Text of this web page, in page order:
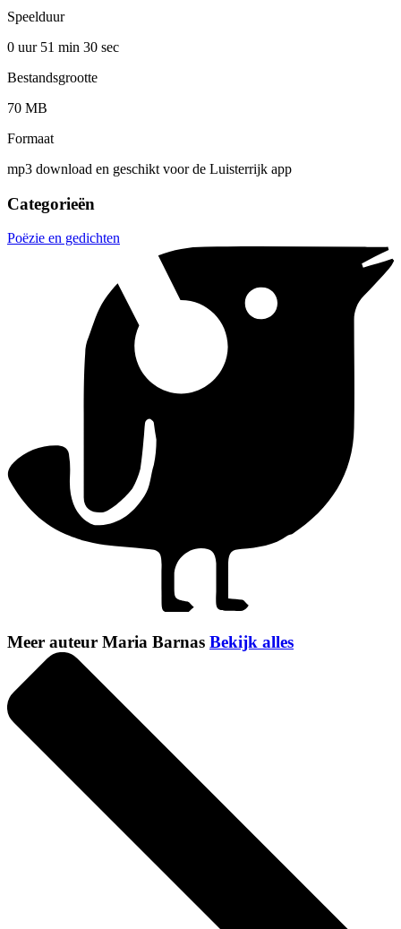
Speelduur
0 uur 51 min 30 sec
Bestandsgrootte
70 MB
Formaat
mp3 download en geschikt voor de Luisterrijk app
Categorieën
Poëzie en gedichten
Meer auteur Maria Barnas Bekijk alles